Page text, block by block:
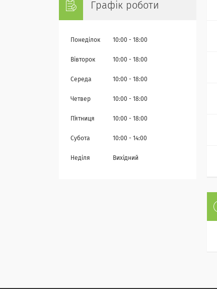
Графік роботи
Понеділок 10:00 18:00
Вівторок 10:00 18:00
Середа 10:00 18:00
Четвер 10:00 18:00
Пʼятниця 10:00 18:00
Субота 10:00 14:00
Неділя Вихідний